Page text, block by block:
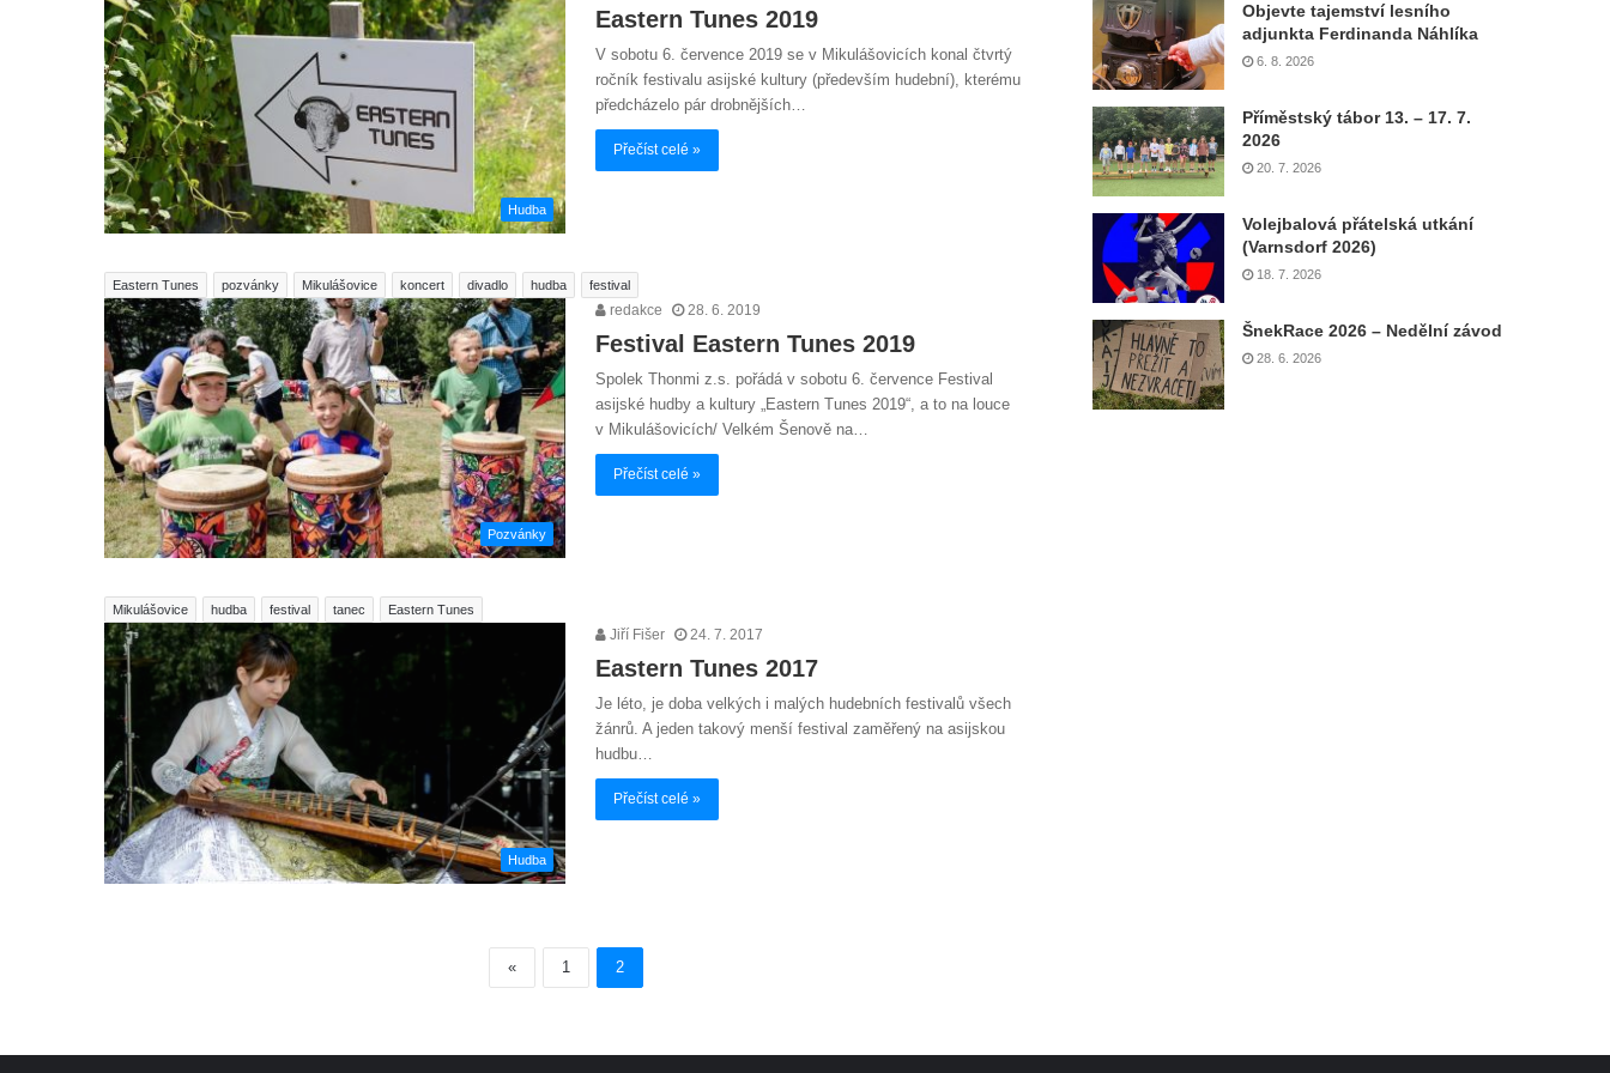
Hudba
Eastern Tunes 2019
V sobotu 6. července 2019 se v Mikulášovicích konal čtvrtý
ročník festivalu asijské kultury (především hudební), kterému
předcházelo pár drobnějších…
Přečíst celé »
Eastern Tunes pozvánky Mikulášovice koncert divadlo hudba festival
Pozvánky
redakce 28. 6. 2019
Festival Eastern Tunes 2019
Spolek Thonmi z.s. pořádá v sobotu 6. července Festival
asijské hudby a kultury „Eastern Tunes 2019“, a to na louce
v Mikulášovicích/ Velkém Šenově na…
Přečíst celé »
Mikulášovice hudba festival tanec Eastern Tunes
Hudba
Jiří Fišer 24. 7. 2017
Eastern Tunes 2017
Je léto, je doba velkých i malých hudebních festivalů všech
žánrů. A jeden takový menší festival zaměřený na asijskou
hudbu…
Přečíst celé »
« 1 2
Objevte tajemství lesního
adjunkta Ferdinanda Náhlíka
6. 8. 2026
Příměstský tábor 13. – 17. 7.
2026
20. 7. 2026
Volejbalová přátelská utkání
(Varnsdorf 2026)
18. 7. 2026
ŠnekRace 2026 – Nedělní závod
28. 6. 2026